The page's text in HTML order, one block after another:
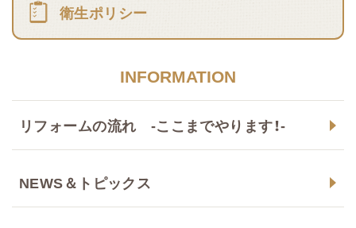
衛生ポリシー
INFORMATION
リフォームの流れ -ここまでやります！-
NEWS＆トピックス